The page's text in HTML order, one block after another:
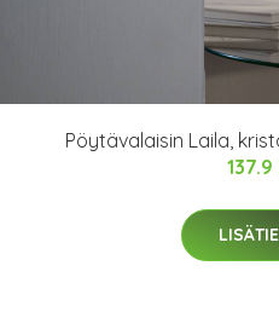
Pöytävalaisin Laila,
137.9